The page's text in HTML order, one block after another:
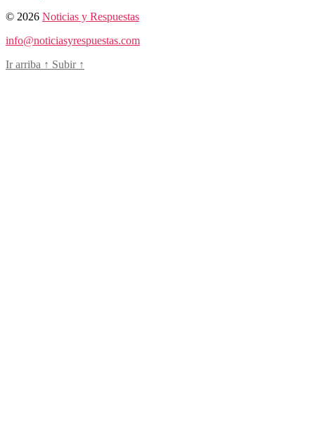
© 2026 Noticias y Respuestas
info@noticiasyrespuestas.com
Ir arriba ↑ Subir ↑